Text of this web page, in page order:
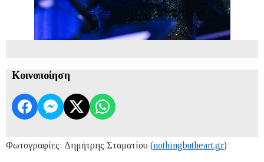
Κοινοποίηση
Φωτογραφίες: Δημήτρης Σταματίου (nothingbutheart.gr)